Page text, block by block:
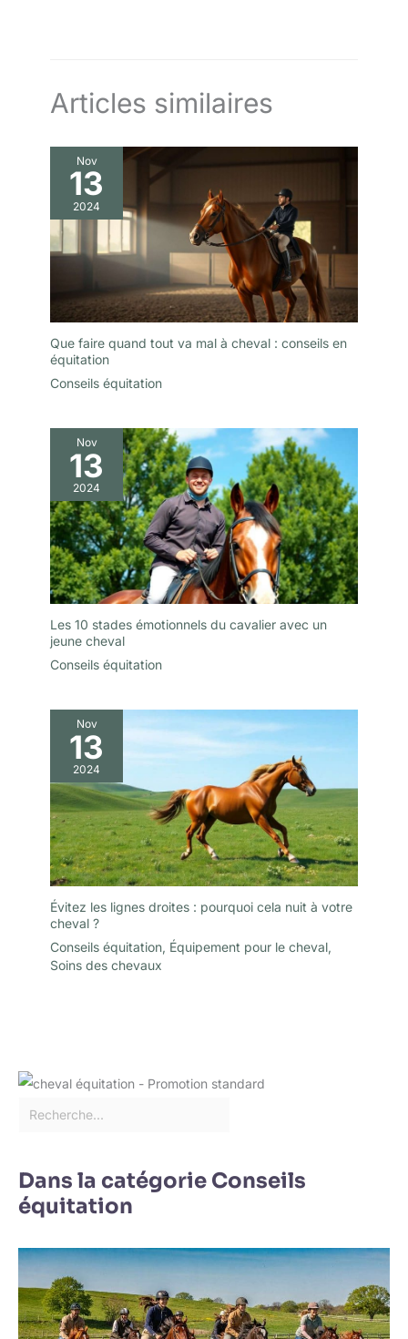
Articles similaires
Nov
13
2024
Que faire quand tout va mal à cheval : conseils en
équitation
Conseils équitation
Nov
13
2024
Les 10 stades émotionnels du cavalier avec un
jeune cheval
Conseils équitation
Nov
13
2024
Évitez les lignes droites : pourquoi cela nuit à votre
cheval ?
Conseils équitation, Équipement pour le cheval,
Soins des chevaux
Dans la catégorie Conseils
équitation